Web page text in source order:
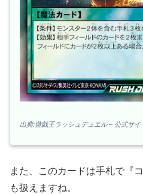
出典:遊戯王ラッシュデュエル – 公式サイ
また、このカードは手札で『
も扱えますね。